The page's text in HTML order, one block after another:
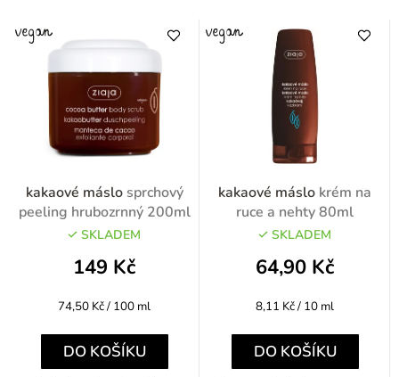
kakaové máslo sprchový
peeling hrubozrnný 200ml
SKLADEM
149 Kč
Měrná
74,50 Kč / 100 ml
DO KOŠÍKU
kakaové máslo krém na
ruce a nehty 80ml
SKLADEM
64,90 Kč
Měrná
8,11 Kč / 10 ml
DO KOŠÍKU